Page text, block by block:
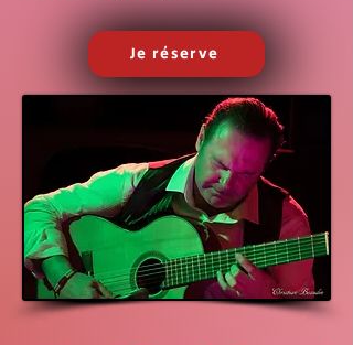
Je réserve